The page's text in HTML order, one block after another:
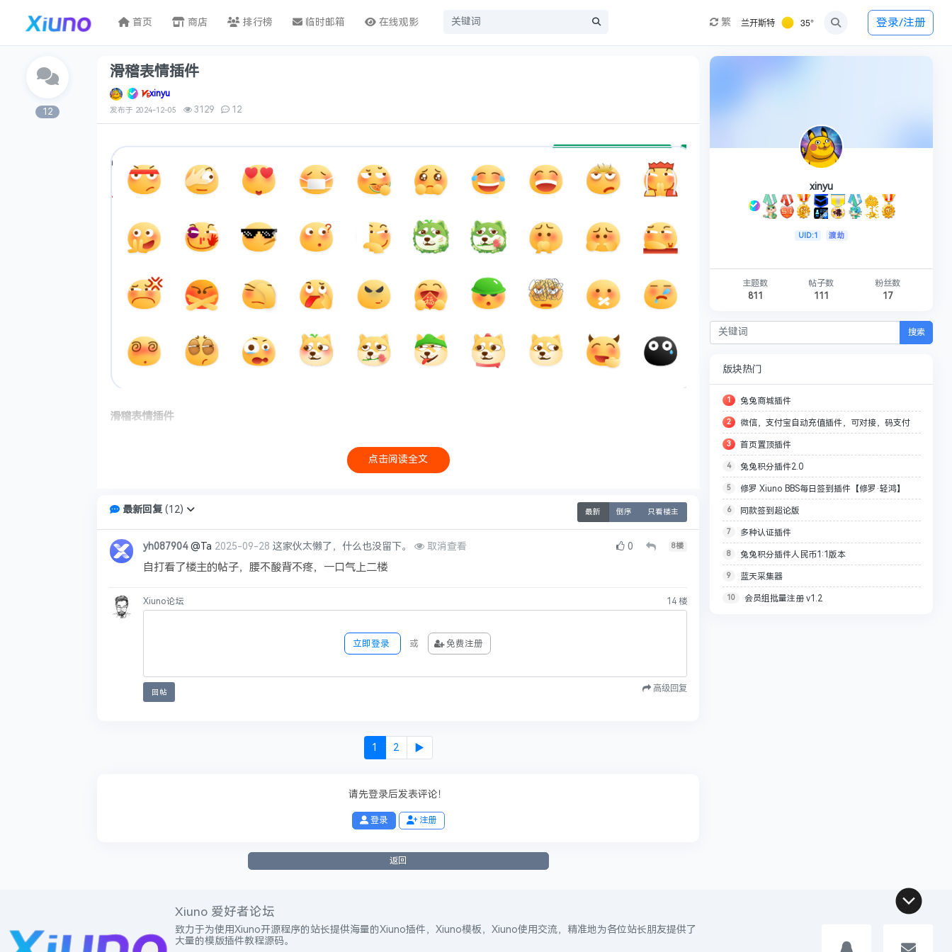
首页 商店 排行榜 临时邮箱 在线观影 繁 兰开斯特 35° 登录/注册
12
滑稽表情插件
xinyu
发布于 2024-12-05 3129 12
滑稽表情插件
1、本论坛一律禁止以任何方式发布或转载任何违法的相关信息，访客发现请投诉举报
2、本论坛的资源部分来源于网络，如有侵权，请 私信联系站长 进行删除处理。
3、不得发布和链接任何有关政治, 色情, 宗教, 迷信.低俗、变态、血腥、暴力以及危害国家安全.诋毁政府形象等违法言论和信息的帖子.
4，本帖如为原创资源/教程分享帖，则本站与发布用户共同享有内容版权！
6，本站管理有权在不经发布者同意的情况下，根据版规及相关法律法规删除/修改本帖！
7，如无特别说明，任何个人或者组织不得转载本帖内容！任何个人或团体不得将本站资源用于非法用途！
──── 已有0人觉得很赞────
点击阅读全文
最新回复( 12) 最新 倒序 只看楼主
yh087904 @Ta 2025-09-28 这家伙太懒了，什么也没留下。 取消查看 0 8楼
自打看了楼主的帖子，腰不酸背不疼，一口气上二楼
Xiuno论坛 14楼
立即登录 或 免费注册
回帖 高级回复
1 2 ▶
请先登录后发表评论！
登录 注册
返回
xinyu
UID:1 渡劫
主题数
811
帖子数
111
粉丝数
17
搜索
版块热门
1 兔兔商城插件
2 微信，支付宝自动充值插件，可对接，码支付
3 首页置顶插件
4 兔兔积分插件2.0
5 修罗 Xiuno BBS每日签到插件【修罗·轻鸿】
V3.3-V3.4适配版
6 同款签到超论版
7 多种认证插件
8 兔兔积分插件人民币1:1版本
9 蓝天采集器
10 会员组批量注册 v1.2
Xiuno 爱好者论坛
致力于为使用Xiuno开源程序的站长提供海量的Xiuno插件，Xiuno模板，Xiuno使用交流，精准地为各位站长朋友提供了
大量的模版插件教程源码。